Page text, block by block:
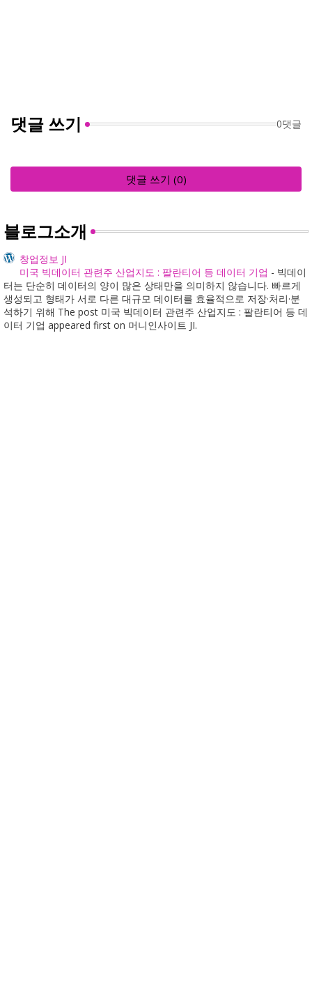
댓글 쓰기 0댓글
댓글 쓰기 (0)
블로그소개
창업정보 JI
미국 빅데이터 관련주 산업지도 : 팔란티어 등 데이터 기업 - 빅데이
터는 단순히 데이터의 양이 많은 상태만을 의미하지 않습니다. 빠르게
생성되고 형태가 서로 다른 대규모 데이터를 효율적으로 저장·처리·분
석하기 위해 The post 미국 빅데이터 관련주 산업지도 : 팔란티어 등 데
이터 기업 appeared first on 머니인사이트 JI.